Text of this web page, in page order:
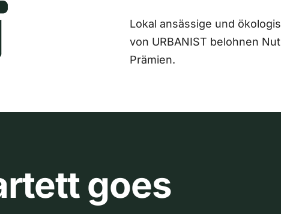
Lokal ansässige und
von URBANIST belohnen
Prämien.
goes